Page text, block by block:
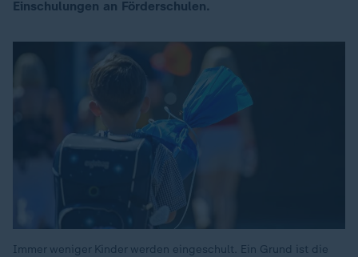
Einschulungen an Förderschulen.
Immer weniger Kinder werden eingeschult. Ein Grund ist die